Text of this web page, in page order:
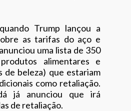
Trump lançou a
as tarifas do aço e
uma lista de 350
alimentares e
de beleza) que estariam
como retaliação.
já anunciou que irá
de retaliação.